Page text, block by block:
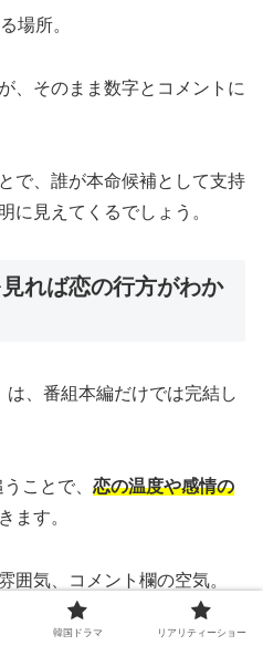
場所。
、そのまま数字とコメントに
で、誰が本命候補として支持
に見えてくるでしょう。
れば恋の行方がわか
は、番組本編だけでは完結し
ことで、 恋の温度や感情の
ます。
囲気、コメント欄の空気。
韓国ドラマ リアリティーショー